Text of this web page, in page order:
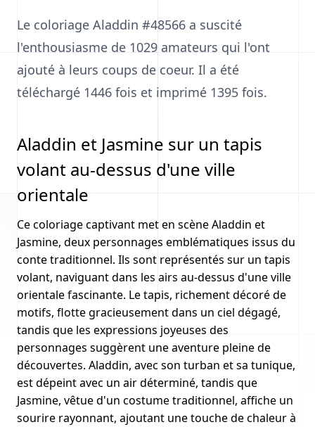
Le coloriage Aladdin #48566 a suscité
l'enthousiasme de 1029 amateurs qui l'ont
ajouté à leurs coups de coeur. Il a été
téléchargé 1446 fois et imprimé 1395 fois.
Aladdin et Jasmine sur un tapis
volant au-dessus d'une ville
orientale
Ce coloriage captivant met en scène Aladdin et
Jasmine, deux personnages emblématiques issus du
conte traditionnel. Ils sont représentés sur un tapis
volant, naviguant dans les airs au-dessus d'une ville
orientale fascinante. Le tapis, richement décoré de
motifs, flotte gracieusement dans un ciel dégagé,
tandis que les expressions joyeuses des
personnages suggèrent une aventure pleine de
découvertes. Aladdin, avec son turban et sa tunique,
est dépeint avec un air déterminé, tandis que
Jasmine, vêtue d'un costume traditionnel, affiche un
sourire rayonnant, ajoutant une touche de chaleur à